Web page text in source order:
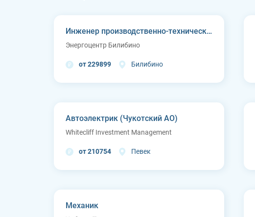
Инженер производственно-технического отдела
Энергоцентр Билибино
от 229899 Билибино
Автоэлектрик (Чукотский АО)
Whitecliff Investment Management
от 210754 Певек
Механик